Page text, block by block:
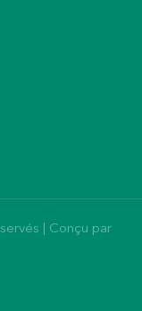
| Conçu par